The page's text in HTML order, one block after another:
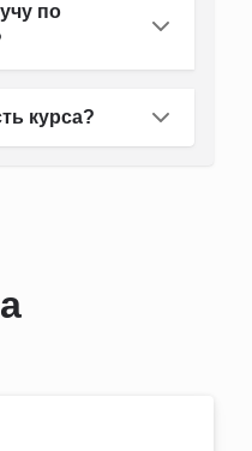
по
курса?